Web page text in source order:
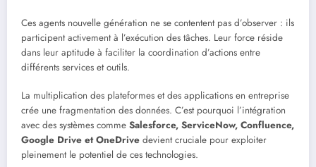
Ces agents nouvelle génération ne se contentent pas d’observer : ils
participent activement à l’exécution des tâches. Leur force réside
dans leur aptitude à faciliter la coordination d’actions entre
différents services et outils.
La multiplication des plateformes et des applications en entreprise
crée une fragmentation des données. C’est pourquoi l’intégration
avec des systèmes comme Salesforce, ServiceNow, Confluence,
Google Drive et OneDrive devient cruciale pour exploiter
pleinement le potentiel de ces technologies.